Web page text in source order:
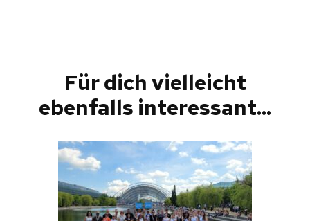
Für dich vielleicht
ebenfalls interessant...